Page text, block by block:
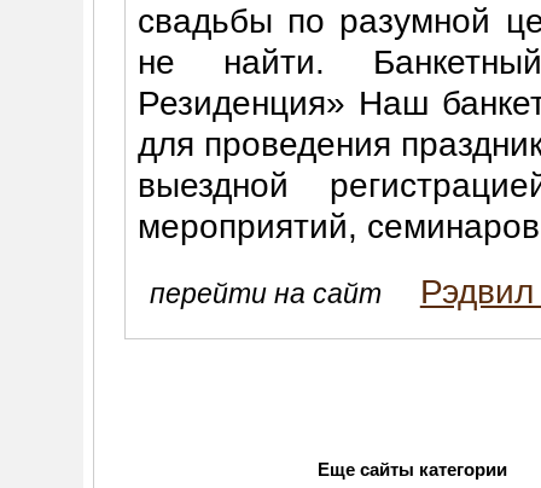
свадьбы по разумной
не найти.
Резиденция» Наш
для проведения
выездной
мероприятий,
перейти на сайт
Еще сайты категории